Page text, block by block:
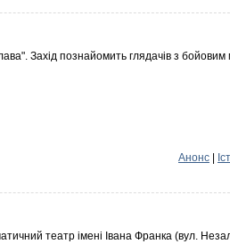
Захід познайомить глядачів з бойовим
Анонс
театр імені Івана Франка (вул.